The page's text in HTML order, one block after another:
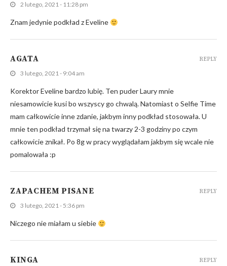
2 lutego, 2021 - 11:28 pm
Znam jedynie podkład z Eveline
AGATA
3 lutego, 2021 - 9:04 am
Korektor Eveline bardzo lubię. Ten puder Laury mnie
niesamowicie kusi bo wszyscy go chwalą. Natomiast o Selfie Time
mam całkowicie inne zdanie, jakbym inny podkład stosowała. U
mnie ten podkład trzymał się na twarzy 2-3 godziny po czym
całkowicie znikał. Po 8g w pracy wyglądałam jakbym się wcale nie
pomalowała :p
REPLY
ZAPACHEM PISANE
3 lutego, 2021 - 5:36 pm
Niczego nie miałam u siebie
REPLY
KINGA REPLY